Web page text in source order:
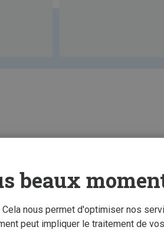
beaux
nous permet d'optimiser nos
peut impliquer le traitement de